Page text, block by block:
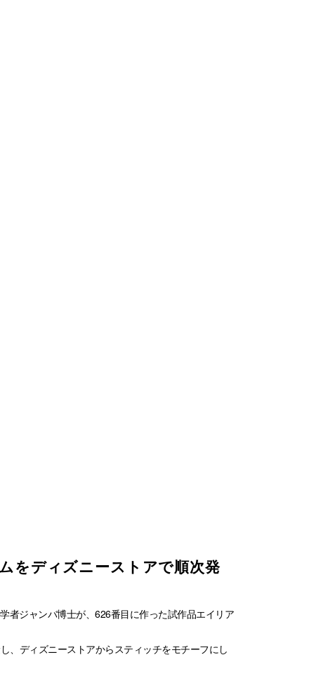
をディズニーストアで順次発
者ジャンバ博士が、626番目に作った試作品エイリア
、ディズニーストアからスティッチをモチーフにし